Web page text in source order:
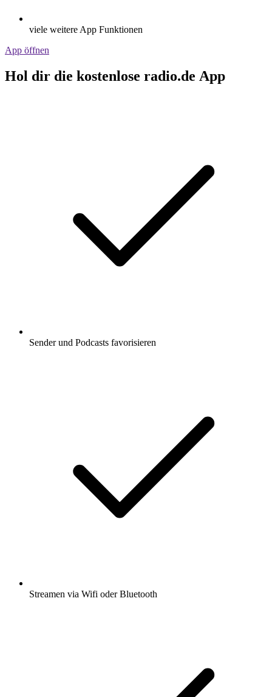
viele weitere App Funktionen
App öffnen
Hol dir die kostenlose radio.de App
Sender und Podcasts favorisieren
Streamen via Wifi oder Bluetooth